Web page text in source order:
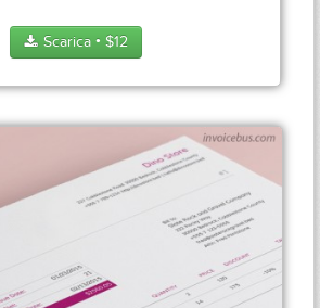
Scarica ● $12